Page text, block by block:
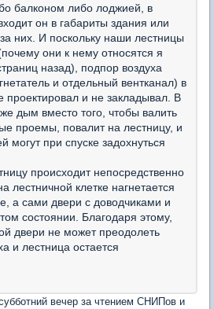
балконом либо лоджией, в
он в габариты здания или
них. И поскольку наши лестницы
они к нему относятся я
назад), подпор воздуха
и отдельный вентканал) в
проектировал и не закладывал. В
дым вместо того, чтобы валить
проемы, повалит на лестницу, и
могут при спуске задохнуться
происходит непосредственно
лестничной клетке нагнетается
а сами двери с доводчиками и
состоянии. Благодаря этому,
двери не может преодолеть
и лестница остается
вечер за чтением СНИПов и